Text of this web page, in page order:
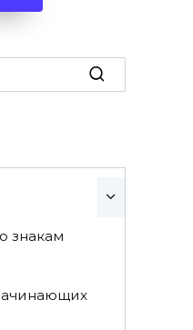
знакам